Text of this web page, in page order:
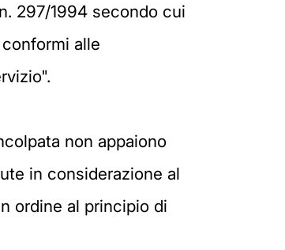
297/1994 secondo cui
alle
non appaiono
in considerazione al
ordine al principio di